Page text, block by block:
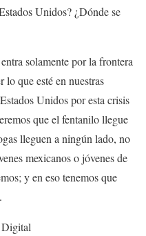
Unidos? ¿Dónde se
solamente por la frontera
que esté en nuestras
Unidos por esta crisis
que el fentanilo llegue
lleguen a ningún lado, no
mexicanos o jóvenes de
y en eso tenemos que